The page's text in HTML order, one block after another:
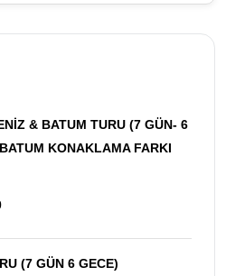
& BATUM TURU (7 GÜN- 6
KONAKLAMA FARKI
(7 GÜN 6 GECE)